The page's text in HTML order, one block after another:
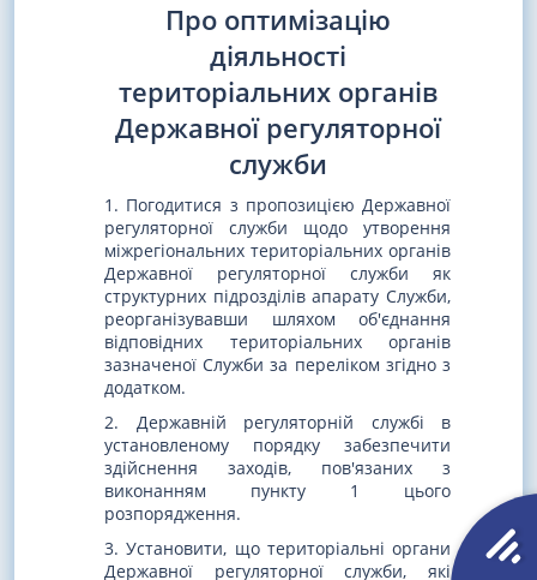
Про оптимізацію
діяльності
територіальних органів
Державної регуляторної
служби
1. Погодитися з пропозицією Державної
регуляторної служби щодо утворення
міжрегіональних територіальних органів
Державної регуляторної служби як
структурних підрозділів апарату Служби,
реорганізувавши шляхом об'єднання
відповідних територіальних органів
зазначеної Служби за переліком згідно з
додатком.
2. Державній регуляторній службі в
установленому порядку забезпечити
здійснення заходів, пов'язаних з
виконанням пункту 1 цього
розпорядження.
3. Установити, що територіальні органи
Державної регуляторної служби, які